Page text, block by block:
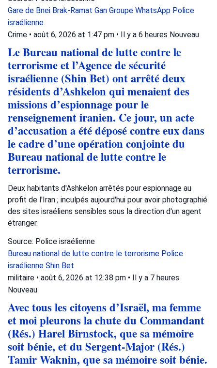
Gare de Bnei Brak-Ramat Gan Groupe WhatsApp Police
israélienne
Crime • août 6, 2026 at 1:47 pm • Il y a 6 heures Nouveau
Le Bureau national de lutte contre le
terrorisme et l’Agence de sécurité
israélienne (Shin Bet) ont arrêté deux
résidents d’Ashkelon qui menaient des
missions d’espionnage pour le
renseignement iranien. Ce jour, un acte
d’accusation a été déposé contre eux dans
le cadre d’une opération conjointe du
Bureau national de lutte contre le
terrorisme.
Deux habitants d'Ashkelon arrêtés pour espionnage au
profit de l'Iran ; inculpés aujourd'hui pour avoir photographié
des sites israéliens sensibles sous la direction d'un agent
étranger.
Source: Police israélienne
Bureau national de lutte contre le terrorisme Police
israélienne Shin Bet
militaire • août 6, 2026 at 12:38 pm • Il y a 7 heures
Nouveau
Avec tous les citoyens d’Israël, ma femme
et moi pleurons la chute du Commandant
(Rés.) Harel Birnstock, que sa mémoire
soit bénie, et du Sergent-Major (Rés.)
Tamir Waknin, que sa mémoire soit bénie.